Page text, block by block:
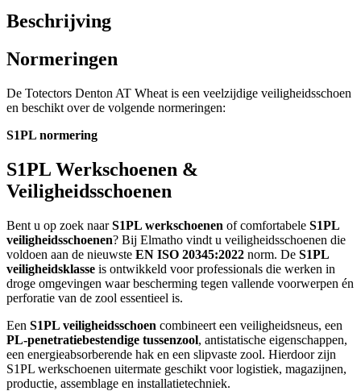
Beschrijving
Normeringen
De Totectors Denton AT Wheat is een veelzijdige veiligheidsschoen
en beschikt over de volgende normeringen:
S1PL normering
S1PL Werkschoenen &
Veiligheidsschoenen
Bent u op zoek naarS1PL werkschoenen of comfortabele S1PL
veiligheidsschoenen? Bij Elmatho vindt u veiligheidsschoenen die
voldoen aan de nieuwste EN ISO 20345:2022 norm. De S1PL
veiligheidsklasse is ontwikkeld voor professionals die werken in
droge omgevingen waar bescherming tegen vallende voorwerpen én
perforatie van de zool essentieel is.
Een S1PL veiligheidsschoen combineert een veiligheidsneus, een
PL-penetratiebestendige tussenzool, antistatische eigenschappen,
een energieabsorberende hak en een slipvaste zool. Hierdoor zijn
S1PL werkschoenen uitermate geschikt voor logistiek, magazijnen,
productie, assemblage en installatietechniek.